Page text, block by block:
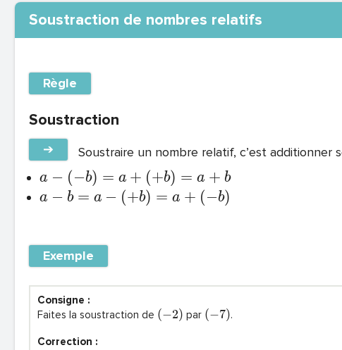
Soustraction de nombres relatifs
Règle
Soustraction
➔ Soustraire un nombre relatif, c’est additionner
a − (−b) = a + (+b) = a + b
a − b = a − (+b) = a + (−b)
Exemple
Consigne :
Faites la soustraction de (−2) par (−7).
Correction :